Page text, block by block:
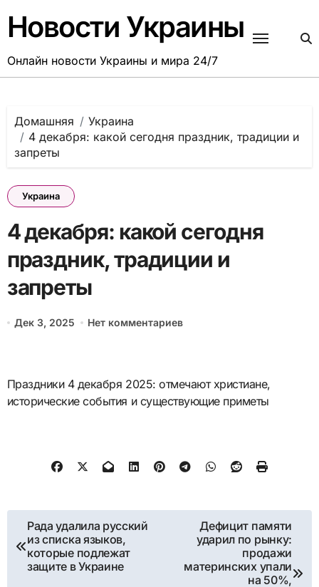
содержанию
Новости Украины
Онлайн новости Украины и мира 24/7
Домашняя
Украина
4 декабря: какой сегодня праздник, традиции и
запреты
Украина
4 декабря: какой сегодня
праздник, традиции и
запреты
Дек 3, 2025 Нет комментариев
Праздники 4 декабря 2025: отмечают христиане,
исторические события и существующие приметы
Навигация
по
записям
Рада удалила русский
из списка языков,
которые подлежат
защите в Украине
Дефицит памяти
ударил по рынку:
продажи
материнских упали
на 50%,